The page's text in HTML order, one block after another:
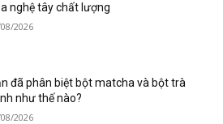
nghệ tây chất lượng
2026
đã phân biệt bột matcha và bột trà
như thế nào?
2026